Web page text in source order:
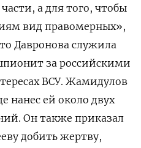
а для того, чтобы
вид правомерных»,
Давронова служила
за российскими
ВСУ. Жамидулов
нанес ей около двух
Он также приказал
добить жертву,